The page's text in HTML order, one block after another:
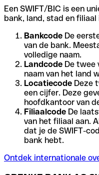
Een SWIFT/BIC is een
bank, land, stad en
Bankcode De
van de bank.
volledige naam.
Landcode De twee
naam van het land
Locatiecode Deze
een cijfer. Deze
hoofdkantoor van
Filiaalcode De
van het filiaal aan.
dat je de SWIFT-
bank hebt.
Ontdek internationale